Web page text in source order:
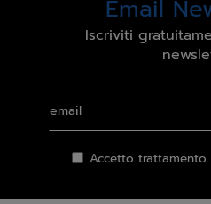
Email
Iscriviti
Accetto